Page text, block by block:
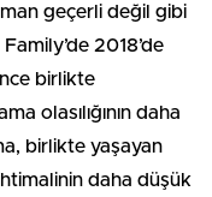
geçerli değil gibi
2018’de
birlikte
olasılığının daha
birlikte yaşayan
daha düşük